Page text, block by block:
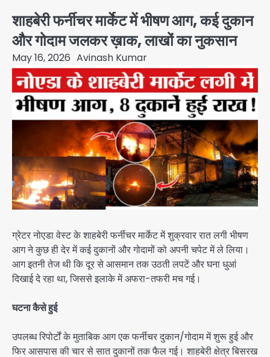
शाहबेरी फर्नीचर मार्केट में भीषण आग, कई दुकान
और गोदाम जलकर ख़ाक, लाखों का नुकसान
May 16, 2026 Avinash Kumar
ग्रेटर नोएडा वेस्ट के शाहबेरी फर्नीचर मार्केट में शुक्रवार रात लगी भीषण
आग ने कुछ ही देर में कई दुकानों और गोदामों को अपनी चपेट में ले लिया।
आग इतनी तेज थी कि दूर से आसमान तक उठती लपटें और घना धुआं
दिखाई दे रहा था, जिससे इलाके में अफरा-तफरी मच गई।
घटना कैसे हुई
उपलब्ध रिपोर्टों के मुताबिक आग एक फर्नीचर दुकान/गोदाम में शुरू हुई और
फिर आसपास की चार से सात दुकानों तक फैल गई। शाहबेरी क्षेत्र बिसरख